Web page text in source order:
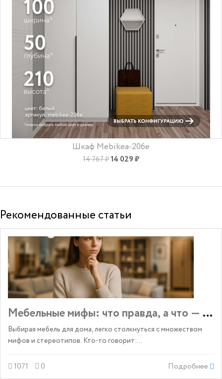
Шкаф Mebikea-206e
14 767 ₽ 14 029 ₽
Рекомендованные статьи
Мебельные мифы: что правда, а что —
Выбирая мебель для дома, легко столкнуться с множеством
мифов и стереотипов. Кто-то говорит:...
1071 0 Подробнее